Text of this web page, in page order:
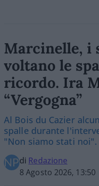
Marcinelle, i
voltano le
ricordo. Ira
“Vergogna”
Al Bois du Cazier
spalle durante
"Non siamo stati noi".
di Redazione
8 Agosto 2026, 13:50